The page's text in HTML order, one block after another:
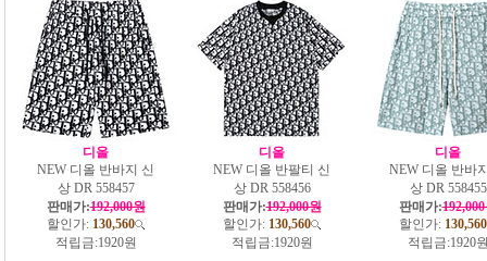
디올
NEW 디올 반바지 신
상 DR 558457
판매가:192,000원
할인가: 130,560
적립금:1920원
디올
NEW 디올 반팔티 신
상 DR 558456
판매가:192,000원
할인가: 130,560
적립금:1920원
디올
NEW 디올 반바
상 DR 558455
판매가:
할인가: 130,560
적립금:1920